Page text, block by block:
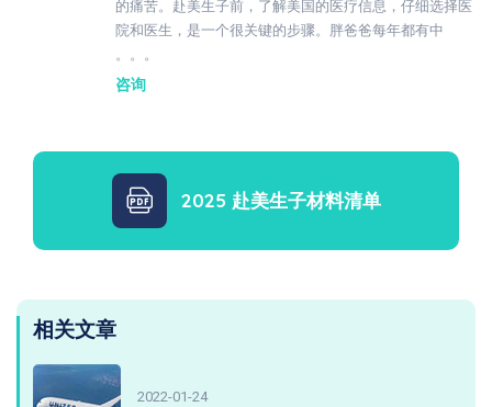
的痛苦。赴美生子前，了解美国的医疗信息，仔细选择医
院和医生，是一个很关键的步骤。胖爸爸每年都有中
。。。
咨询
2025 赴美生子材料清单
相关文章
2022-01-24